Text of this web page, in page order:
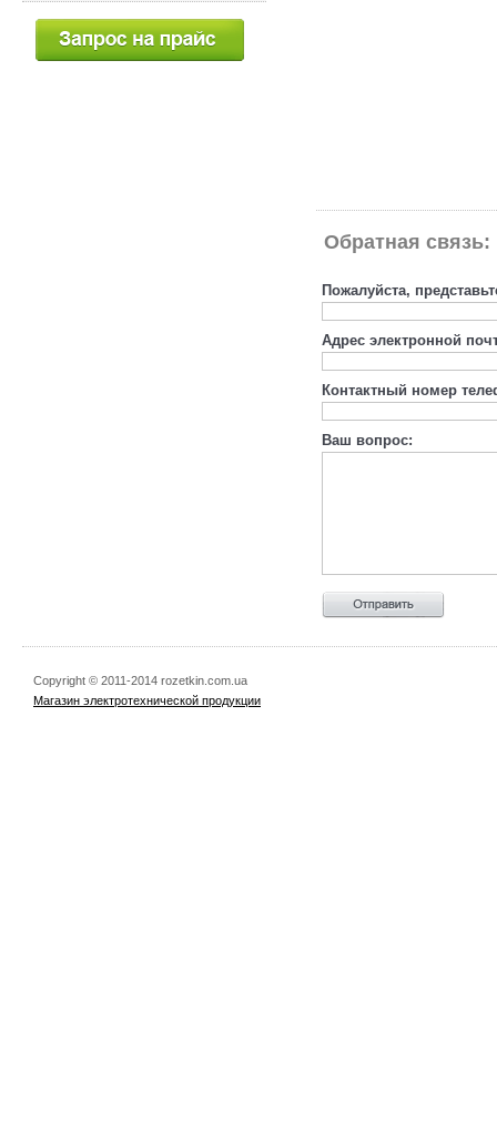
Обратная связь:
Пожалуйста,
Адрес электронной
Контактный номер
Ваш вопрос:
Copyright © 2011-2014 rozetkin.com.ua
Магазин электротехнической продукции